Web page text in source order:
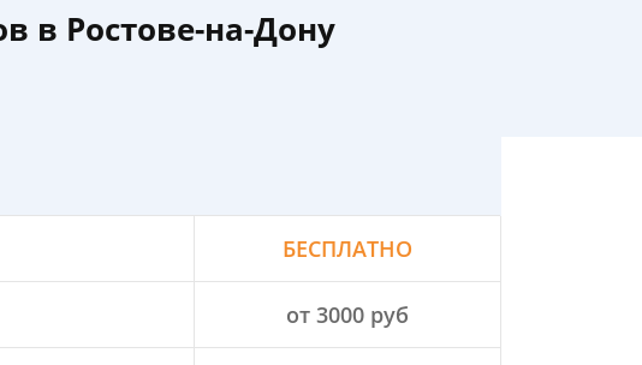
в Ростове-на-Дону
БЕСПЛАТНО
от 3000 руб